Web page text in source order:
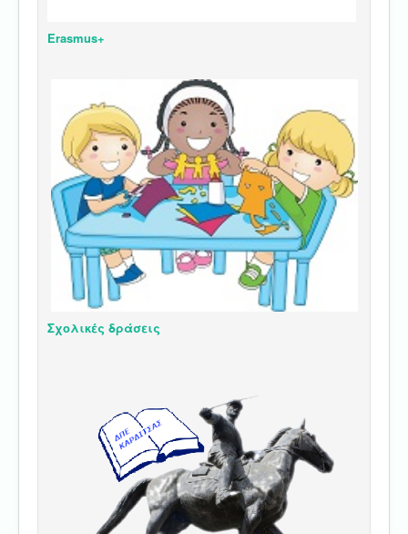
Erasmus+
Σχολικές δράσεις